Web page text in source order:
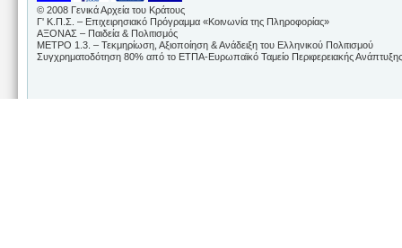
© 2008 Γενικά Αρχεία του Κράτους
Γ' Κ.Π.Σ. – Επιχειρησιακό Πρόγραμμα «Κοινωνία της Πληροφορίας»
ΑΞΟΝΑΣ – Παιδεία & Πολιτισμός
ΜΕΤΡΟ 1.3. – Τεκμηρίωση, Αξιοποίηση & Ανάδειξη του Ελληνικού Πολιτισμού
Συγχρηματοδότηση 80% από το ΕΤΠΑ-Ευρωπαϊκό Ταμείο Περιφερειακής